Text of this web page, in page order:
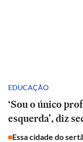
EDUCAÇÃO
‘Sou o único
esquerda’, diz
Essa cidade do